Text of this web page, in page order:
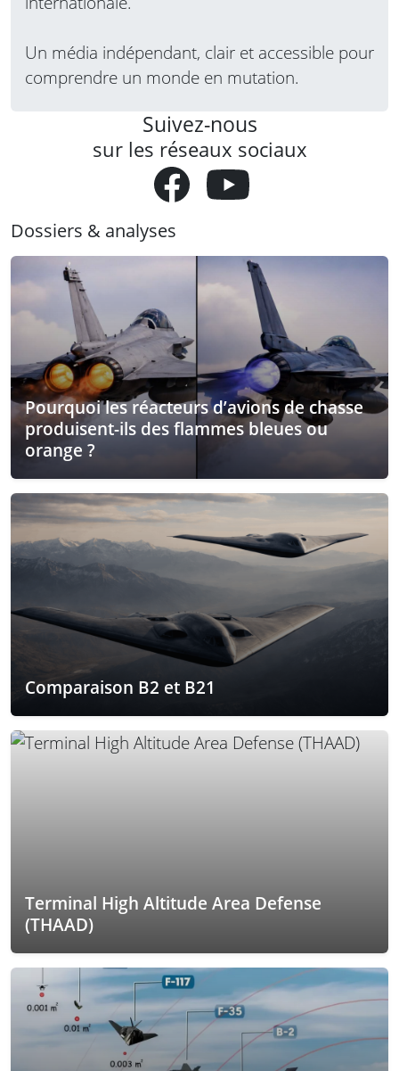
Un média indépendant, clair et accessible pour
comprendre un monde en mutation.
Suivez-nous
sur les réseaux sociaux
Dossiers & analyses
Pourquoi les réacteurs d’avions de chasse
produisent-ils des flammes bleues ou
orange ?
Comparaison B2 et B21
Terminal High Altitude Area Defense
(THAAD)